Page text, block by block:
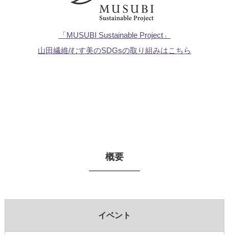
「MUSUBI Sustainable Project」
山田繊維/むす美のSDGsの取り組みはこちら
概要
イベント